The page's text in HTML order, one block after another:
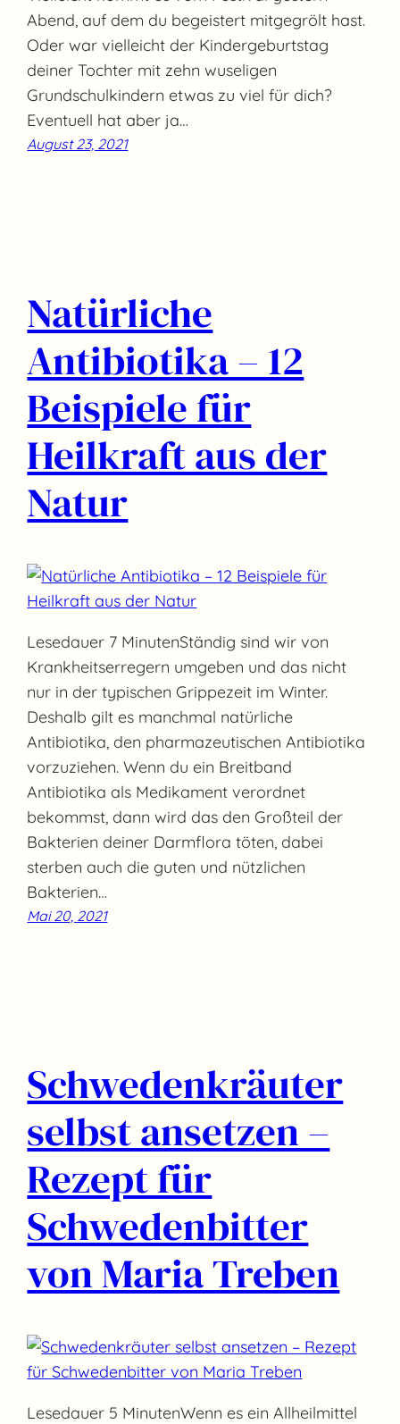
Abend, auf dem du begeistert mitgegrölt hast.
Oder war vielleicht der Kindergeburtstag
deiner Tochter mit zehn wuseligen
Grundschulkindern etwas zu viel für dich?
Eventuell hat aber ja…
August 23, 2021
Natürliche
Antibiotika – 12
Beispiele für
Heilkraft aus der
Natur
Lesedauer 7 MinutenStändig sind wir von
Krankheitserregern umgeben und das nicht
nur in der typischen Grippezeit im Winter.
Deshalb gilt es manchmal natürliche
Antibiotika, den pharmazeutischen Antibiotika
vorzuziehen. Wenn du ein Breitband
Antibiotika als Medikament verordnet
bekommst, dann wird das den Großteil der
Bakterien deiner Darmflora töten, dabei
sterben auch die guten und nützlichen
Bakterien…
Mai 20, 2021
Schwedenkräuter
selbst ansetzen –
Rezept für
Schwedenbitter
von Maria Treben
Lesedauer 5 MinutenWenn es ein Allheilmittel